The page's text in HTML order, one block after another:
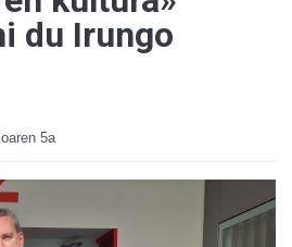
du Irungo
5a